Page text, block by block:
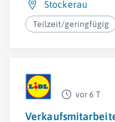
Stockerau
Teilzeit/geringfügig
vor 6 T